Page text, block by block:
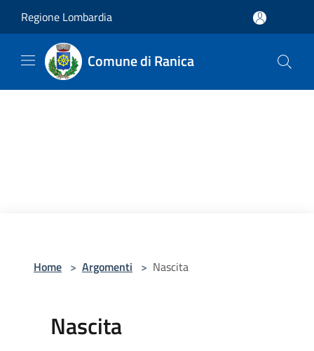
Regione Lombardia
Comune di Ranica
Home > Argomenti > Nascita
Nascita